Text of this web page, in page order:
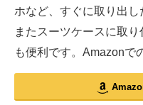
ホなど、すぐに取り出し
またスーツケースに取
も便利です。Amazonで